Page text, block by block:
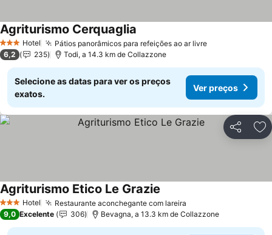
3 EstrelasHotel Pátios panorâmicos para refeições ao ar livre
Agriturismo Cerquaglia
6,2 235 Todi, a 14.3 km de Collazzone
Selecione as datas para ver os preços
exatos.
Ver preços
Partilhar
3 EstrelasHotel Restaurante aconchegante com lareira
Agriturismo Etico Le Grazie
9,0 Excelente 306 Bevagna, a 13.3 km de Collazzone